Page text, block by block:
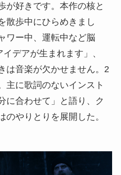
が好きです。本作の核と
散歩中にひらめきまし
ワー中、運転中など脳
デアが生まれます」、
は音楽が欠かせません。2
主に歌詞のないインスト
に合わせて」と語り、ク
のやりとりを展開した。